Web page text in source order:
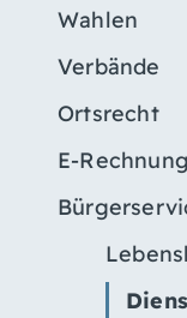
Wahlen
Verbände
Ortsrecht
E-Rechnung